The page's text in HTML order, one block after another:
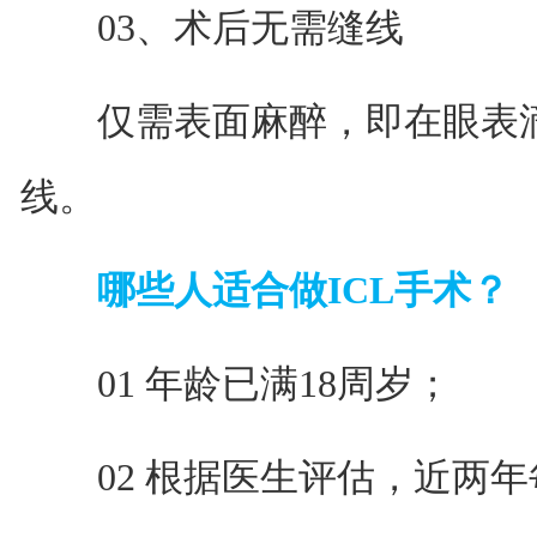
03、术后无需缝线
仅需表面麻醉，即在眼表
线。
哪些人适合做ICL手术？
01 年龄已满18周岁；
02 根据医生评估，近两年